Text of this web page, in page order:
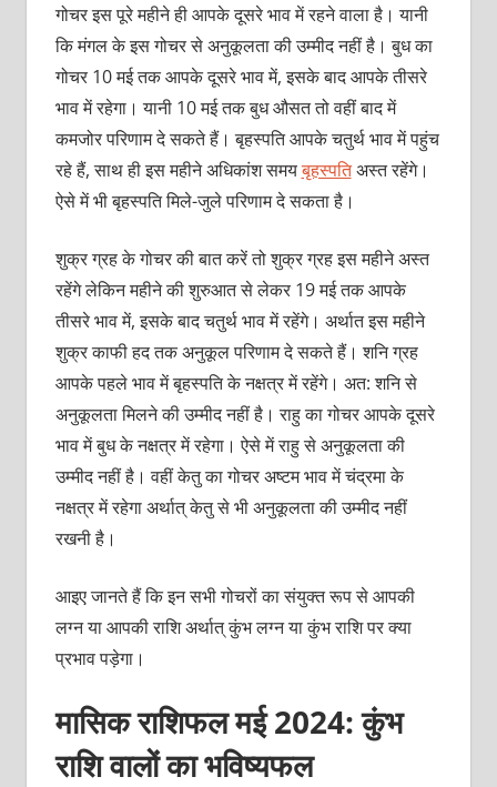
गोचर इस पूरे महीने ही आपके दूसरे भाव में रहने वाला है। यानी
कि मंगल के इस गोचर से अनुकूलता की उम्मीद नहीं है। बुध का
गोचर 10 मई तक आपके दूसरे भाव में, इसके बाद आपके तीसरे
भाव में रहेगा। यानी 10 मई तक बुध औसत तो वहीं बाद में
कमजोर परिणाम दे सकते हैं। बृहस्पति आपके चतुर्थ भाव में पहुंच
रहे हैं, साथ ही इस महीने अधिकांश समयबृहस्पतिअस्त रहेंगे।
ऐसे में भी बृहस्पति मिले-जुले परिणाम दे सकता है।
शुक्र ग्रह के गोचर की बात करें तो शुक्र ग्रह इस महीने अस्त
रहेंगे लेकिन महीने की शुरुआत से लेकर 19 मई तक आपके
तीसरे भाव में, इसके बाद चतुर्थ भाव में रहेंगे। अर्थात इस महीने
शुक्र काफी हद तक अनुकूल परिणाम दे सकते हैं। शनि ग्रह
आपके पहले भाव में बृहस्पति के नक्षत्र में रहेंगे। अत: शनि से
अनुकूलता मिलने की उम्मीद नहीं है। राहु का गोचर आपके दूसरे
भाव में बुध के नक्षत्र में रहेगा। ऐसे में राहु से अनुकूलता की
उम्मीद नहीं है। वहीं केतु का गोचर अष्टम भाव में चंद्रमा के
नक्षत्र में रहेगा अर्थात् केतु से भी अनुकूलता की उम्मीद नहीं
रखनी है।
आइए जानते हैं कि इन सभी गोचरों का संयुक्त रूप से आपकी
लग्न या आपकी राशि अर्थात् कुंभ लग्न या कुंभ राशि पर क्या
प्रभाव पड़ेगा।
मासिक राशिफल मई 2024: कुंभ
राशि वालों का भविष्यफल